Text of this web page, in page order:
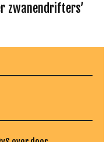
zwanendrifters’